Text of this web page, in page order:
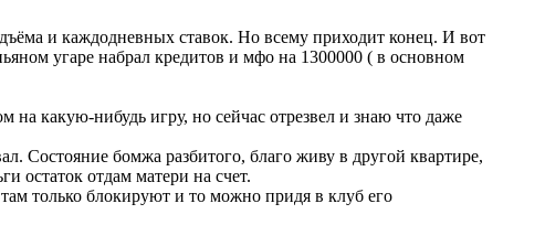
и каждодневных ставок. Но всему приходит конец. И вот
угаре набрал кредитов и мфо на 1300000 ( в основном
на какую-нибудь игру, но сейчас отрезвел и знаю что даже
Состояние бомжа разбитого, благо живу в другой квартире,
остаток отдам матери на счет.
только блокируют и то можно придя в клуб его